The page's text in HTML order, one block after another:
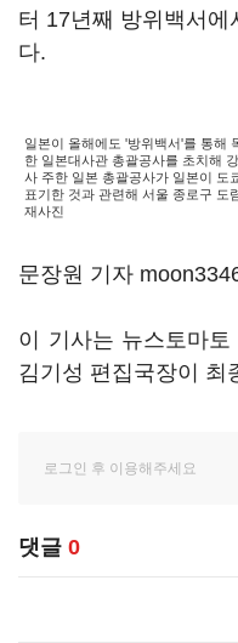
터 17년째 방위백서
다.
일본이 올해에도 '방위백서'를 통해
한 일본대사관 총괄공사를 초치해
사 주한 일본 총괄공사가 일본이 도
표기한 것과 관련해 서울 종로구 도
재사진
문장원 기자
이 기사는 뉴스토마
김기성 편집국장이 최
댓글 0